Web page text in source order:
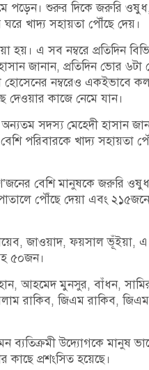
পড়েন। শুরুর দিকে জরুরি
খাদ্য সহায়তা পৌঁছে দেয়।
হয়। এ সব নম্বরে প্রতিদিন
জানান, প্রতিদিন ভোর ৬টা
নম্বরেও একইভাবে
দেওয়ার কাজে নেমে যান।
সদস্য মেহেদী হাসান
পরিবারকে খাদ্য সহায়তা
বেশি মানুষকে জরুরি
পৌঁছে দেয়া এবং
জাওয়াদ, ফয়সাল ভূঁইয়া, এ
৫০জন।
আহমেদ মুনসুর, বাঁধন,
রাকিব, জিএম রাকিব,
উদ্যোগকে মানুষ
কাছে প্রশংসিত হয়েছে।